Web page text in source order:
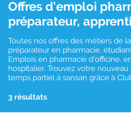
Offres d'emploi
préparateur,
Toutes nos offres des métiers de
préparateur en pharmacie,
Emplois en pharmacie d'officine,
hospitalier. Trouvez votre
temps partiel à sansan grâce à
3 résultats